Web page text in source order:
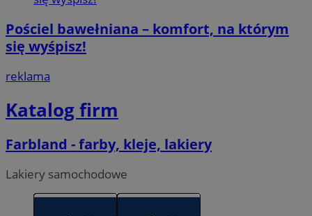
Pościel bawełniana – komfort, na którym
się wyśpisz!
reklama
Katalog firm
Farbland - farby, kleje, lakiery
Lakiery samochodowe